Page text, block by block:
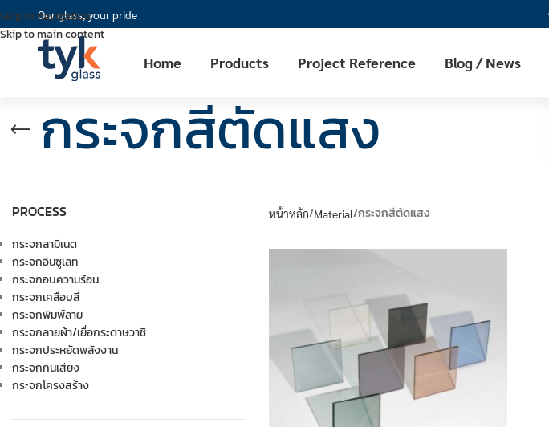
Skip to navigation
Skip to main content
Our glass, your pride
Home Products Project Reference Blog / News
กระจกสีตัดแสง
PROCESS
กระจกลามิเนต
กระจกอินซูเลท
กระจกอบความร้อน
กระจกเคลือบสี
กระจกพิมพ์ลาย
กระจกลายผ้า/เยื่อกระดาษวาชิ
กระจกประหยัดพลังงาน
กระจกกันเสียง
กระจกโครงสร้าง
หน้าหลัก Material กระจกสีตัดแสง